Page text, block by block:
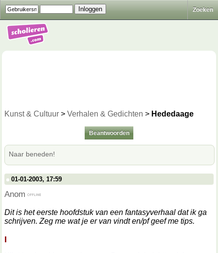
Zoeken
Kunst & Cultuur > Verhalen & Gedichten > Hededaage
Beantwoorden
Naar beneden!
01-01-2003, 17:59
Anom
Dit is het eerste hoofdstuk van een fantasyverhaal dat ik ga
schrijven. Zeg me wat je er van vindt en/pf geef me tips.
I